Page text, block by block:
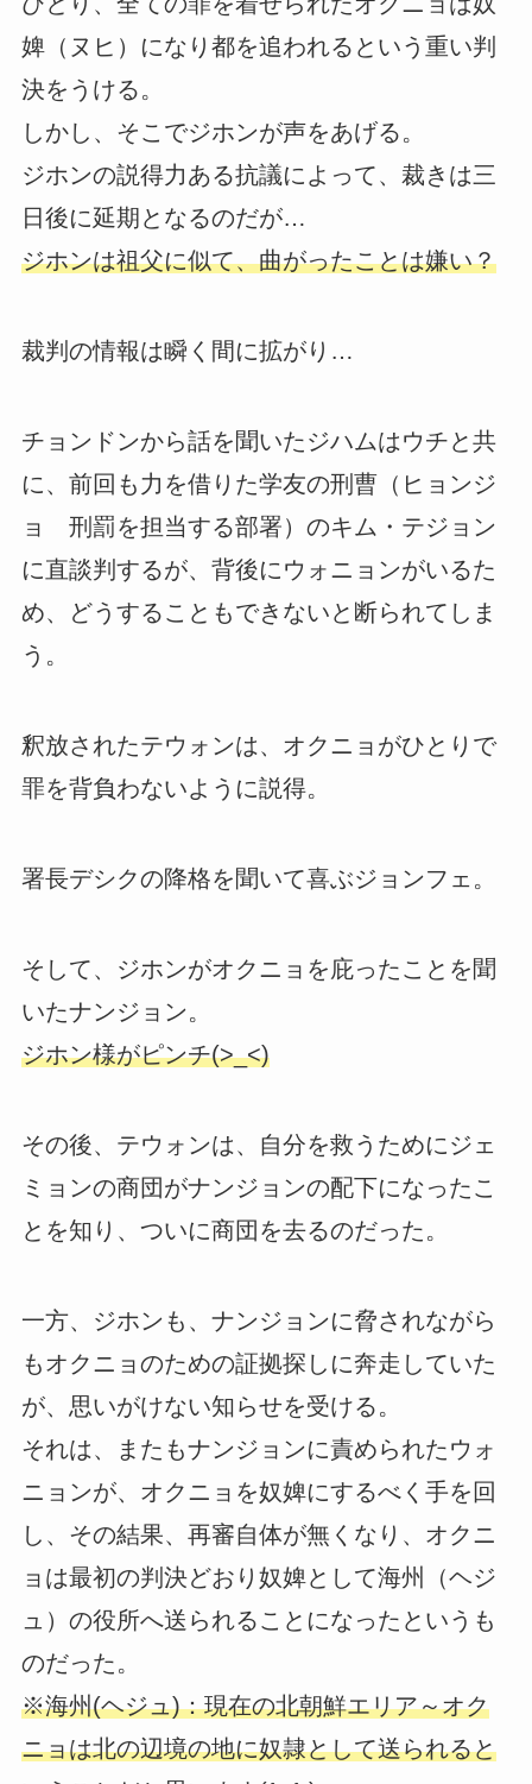
婢（ヌヒ）になり都を追われるという重い判
決をうける。
しかし、そこでジホンが声をあげる。
ジホンの説得力ある抗議によって、裁きは三
日後に延期となるのだが…
ジホンは祖父に似て、曲がったことは嫌い？
裁判の情報は瞬く間に拡がり…
チョンドンから話を聞いたジハムはウチと共
に、前回も力を借りた学友の刑曹（ヒョンジ
ョ 刑罰を担当する部署）のキム・テジョン
に直談判するが、背後にウォニョンがいるた
め、どうすることもできないと断られてしま
う。
釈放されたテウォンは、オクニョがひとりで
罪を背負わないように説得。
署長デシクの降格を聞いて喜ぶジョンフェ。
そして、ジホンがオクニョを庇ったことを聞
いたナンジョン。
ジホン様がピンチ(>_<)
その後、テウォンは、自分を救うためにジェ
ミョンの商団がナンジョンの配下になったこ
とを知り、ついに商団を去るのだった。
一方、ジホンも、ナンジョンに脅されながら
もオクニョのための証拠探しに奔走していた
が、思いがけない知らせを受ける。
それは、またもナンジョンに責められたウォ
ニョンが、オクニョを奴婢にするべく手を回
し、その結果、再審自体が無くなり、オクニ
ョは最初の判決どおり奴婢として海州（ヘジ
ュ）の役所へ送られることになったというも
のだった。
※海州(ヘジュ)：現在の北朝鮮エリア～オク
ニョは北の辺境の地に奴隷として送られると